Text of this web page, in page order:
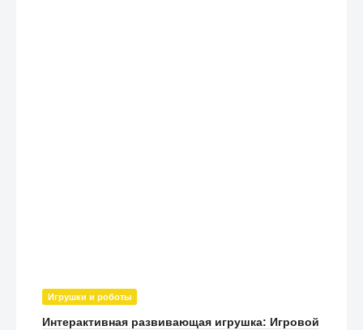
Игрушки и роботы
Интерактивная развивающая игрушка: Игровой